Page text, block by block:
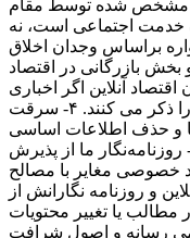
مشخص شده توسط مقام
یک خدمت اجتماعی است، نه
براساس وجدان اخلاق
بازرگانی در اقتصاد
روزنامه‌نگاران اقتصاد آنلاین اگر اخباری
را از منبعی دیگر منتشر کنند، حتما منبع را ذکر می کنند. ۴- سرقت
و حذف اطلاعات اساسی
در اقتصاد آنلاین مطرود است. ۵- روزنامه‌نگار ما از پذیرش
خصوصی مغایر با مصالح
۶- اقتصاد آنلاین و روزنامه نگارانش از
مطالب یا تغییر محتویات
رسانه و اصول شرافت